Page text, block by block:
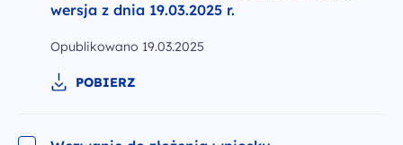
wersja z dnia 19.03.2025 r.
Opublikowano 19.03.2025
POBIERZ